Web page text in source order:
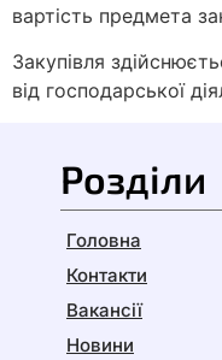
вартість предмета
Закупівля
від господарської
Розділи
Головна
Контакти
Вакансії
Новини